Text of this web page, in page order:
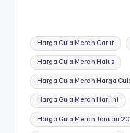
Tags:
Harga Gula Merah Garut
Harga Gula Merah Halus
Harga Gula Merah Harga
Harga Gula Merah Hari Ini
Harga Gula Merah Januari